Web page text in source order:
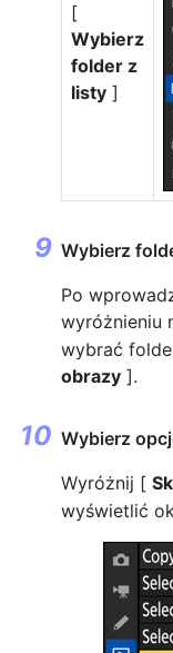
[
Wybierz
folder z
listy ]
Wybierz
Po
wyróżnieniu
wybrać
obrazy ].
Wybierz
Wyróżnij [
wyświetlić